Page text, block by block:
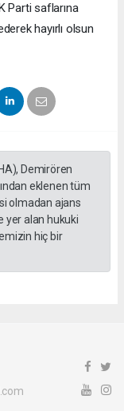
Parti saflarına
hayırlı olsun
Demirören
eklenen tüm
olmadan ajans
yer alan hukuki
hiç bir